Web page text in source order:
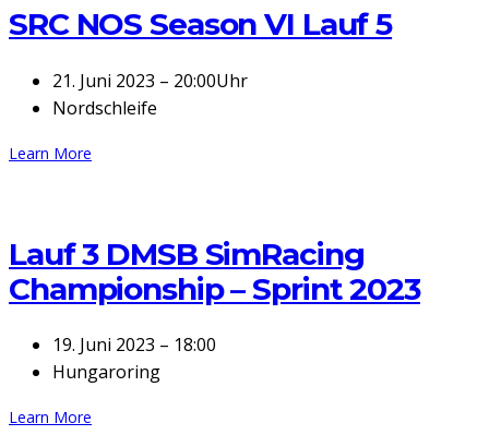
SRC NOS Season VI Lauf 5
21. Juni 2023 – 20:00Uhr
Nordschleife
Learn More
Lauf 3 DMSB SimRacing
Championship – Sprint 2023
19. Juni 2023 – 18:00
Hungaroring
Learn More